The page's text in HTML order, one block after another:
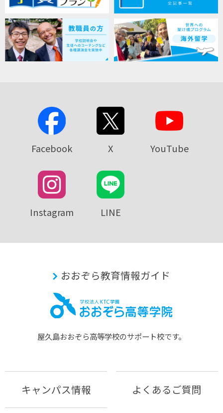
Facebook X YouTube
Instagram LINE
おおぞら教育情報ガイド
屋久島おおぞら⾼等学校のサポート校です。
キャンパス情報 よくあるご質問